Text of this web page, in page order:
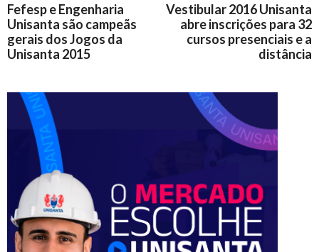
Fefesp e Engenharia
Unisanta são campeãs
gerais dos Jogos da
Unisanta 2015
Vestibular 2016 Unisanta
abre inscrições para 32
cursos presenciais e a
distância